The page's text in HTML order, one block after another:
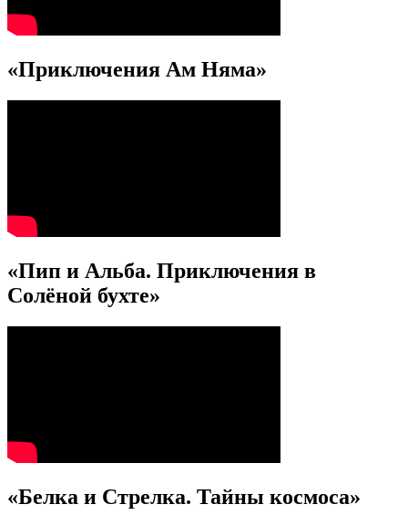
«Приключения Ам Няма»
«Пип и Альба. Приключения в
Солёной бухте»
«Белка и Стрелка. Тайны космоса»